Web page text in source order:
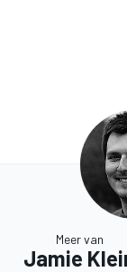
Meer van
Jamie